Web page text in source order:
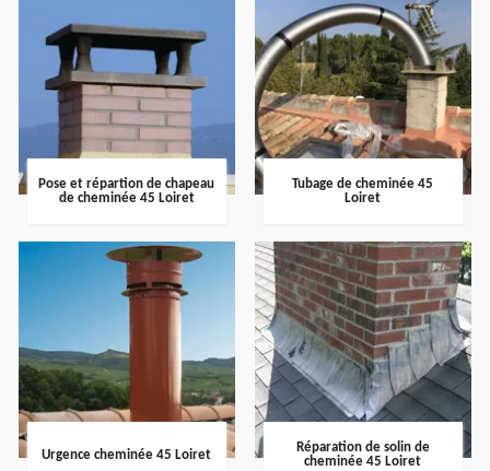
Pose et répartion de chapeau
de cheminée 45 Loiret
Tubage de cheminée 45
Loiret
Urgence cheminée 45 Loiret
Réparation de solin de
cheminée 45 Loiret